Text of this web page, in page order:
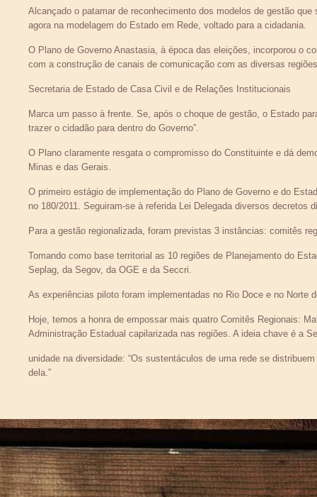
Alcançado o patamar de reconhecimento dos modelos de gestão
agora na modelagem do Estado em Rede, voltado para a cidadania.
O Plano de Governo Anastasia, à época das eleições, incorporou o
com a construção de canais de comunicação com as diversas
Secretaria de Estado de Casa Civil e de Relações Institucionais
Marca um passo à frente. Se, após o choque de gestão, o Estado
trazer o cidadão para dentro do Governo”.
O Plano claramente resgata o compromisso do Constituinte e dá
Minas e das Gerais.
O primeiro estágio de implementação do Plano de Governo e do
no 180/2011. Seguiram-se à referida Lei Delegada diversos decretos
Para a gestão regionalizada, foram previstas 3 instâncias: comitês
Tomando como base territorial as 10 regiões de Planejamento do
Seplag, da Segov, da OGE e da Seccri.
As experiências piloto foram implementadas no Rio Doce e no Norte
Hoje, temos a honra de empossar mais quatro Comitês Regionais:
Administração Estadual capilarizada nas regiões. A ideia chave é a
unidade na diversidade: “Os sustentáculos de uma rede se
dela.”